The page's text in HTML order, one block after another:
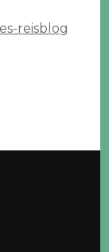
reisblog